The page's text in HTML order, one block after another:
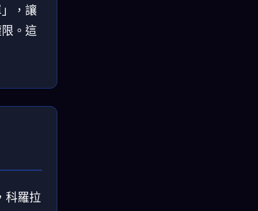
，讓
。這
科羅拉